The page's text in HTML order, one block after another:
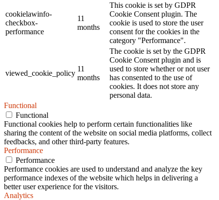
cookielawinfo-
checkbox-
performance
11
months
This cookie is set by GDPR
Cookie Consent plugin. The
cookie is used to store the user
consent for the cookies in the
category "Performance".
viewed_cookie_policy
11
months
The cookie is set by the GDPR
Cookie Consent plugin and is
used to store whether or not user
has consented to the use of
cookies. It does not store any
personal data.
Functional
Functional
Functional cookies help to perform certain functionalities like
sharing the content of the website on social media platforms, collect
feedbacks, and other third-party features.
Performance
Performance
Performance cookies are used to understand and analyze the key
performance indexes of the website which helps in delivering a
better user experience for the visitors.
Analytics